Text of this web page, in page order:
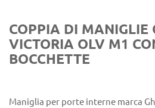
COPPIA DI MANIGLIE
VICTORIA OLV M1
BOCCHETTE
Maniglia per porte interne marca